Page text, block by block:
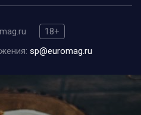
18+
sp@euromag.ru